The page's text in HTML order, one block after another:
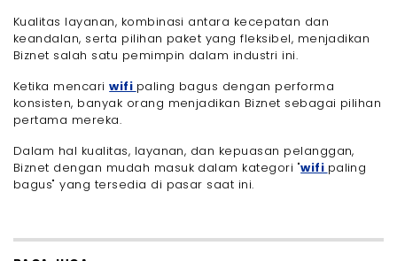
Kualitas layanan, kombinasi antara kecepatan dan
keandalan, serta pilihan paket yang fleksibel, menjadikan
Biznet salah satu pemimpin dalam industri ini.
Ketika mencariwifi paling bagus dengan performa
konsisten, banyak orang menjadikan Biznet sebagai pilihan
pertama mereka.
Dalam hal kualitas, layanan, dan kepuasan pelanggan,
Biznet dengan mudah masuk dalam kategori "wifi paling
bagus" yang tersedia di pasar saat ini.